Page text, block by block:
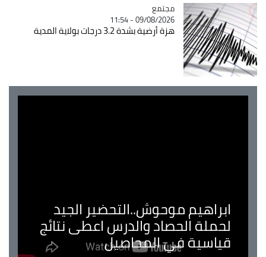
Catégorie
مجتمع
09/08/2026 - 11:54
هزة أرضية بشدة 3.2 درجات بولاية المدية
ابراهيم موحوش..التحضير الجيد
لحملة الحصاد والدرس اعطى نتائج
قياسية في المحاصيل